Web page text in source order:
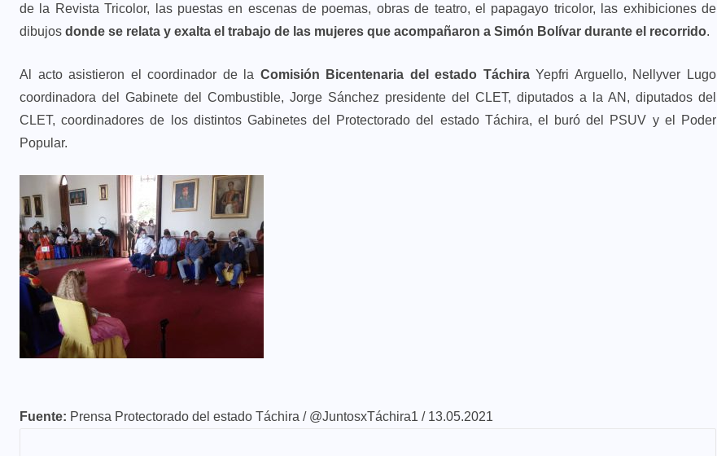
de la Revista Tricolor, las puestas en escenas de poemas, obras de teatro, el papagayo tricolor, las exhibiciones de
dibujos donde se relata y exalta el trabajo de las mujeres que acompañaron a Simón Bolívar durante el recorrido.
Al acto asistieron el coordinador de la Comisión Bicentenaria del estado TáchiraYepfri Arguello, Nellyver Lugo
coordinadora del Gabinete del Combustible, Jorge Sánchez presidente del CLET, diputados a la AN, diputados del
CLET, coordinadores de los distintos Gabinetes del Protectorado del estado Táchira, el buró del PSUV y el Poder
Popular.
Fuente: Prensa Protectorado del estado Táchira / @JuntosxTáchira1 / 13.05.2021